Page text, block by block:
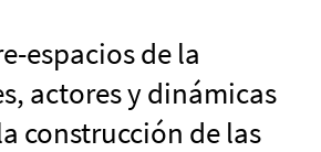
espacios de la
actores y dinámicas
construcción de las